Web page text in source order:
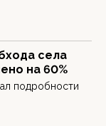
села
на 60%
подробности